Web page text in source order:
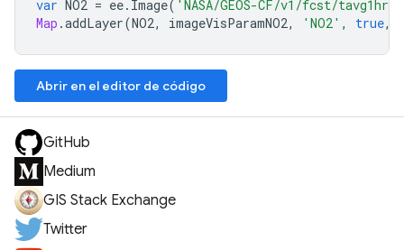
var NO2 = ee. Image( 'NASA/GEOS-CF/v1/fcst/tavg1hr/
Map .addLayer(NO2, imageVisParamNO2, 'NO2' , true,
Abrir en el editor de código
GitHub
Medium
GIS Stack Exchange
Twitter